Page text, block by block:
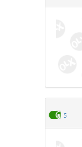
5